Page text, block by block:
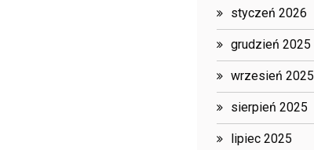
styczeń 2026
grudzień 2025
wrzesień 2025
sierpień 2025
lipiec 2025